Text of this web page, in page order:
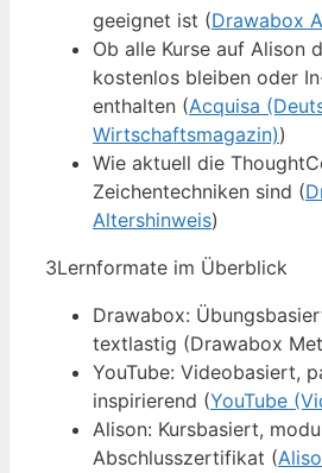
geeignet ist (Drawabox
Ob alle Kurse auf Alison
kostenlos bleiben oder
enthalten (Acquisa
Wirtschaftsmagazin))
Wie aktuell die
Zeichentechniken sind (
Altershinweis)
3Lernformate im Überblick
Drawabox:
textlastig (Drawabox
YouTube: Videobasiert,
inspirierend (YouTube
Alison: Kursbasiert,
Abschlusszertifikat (